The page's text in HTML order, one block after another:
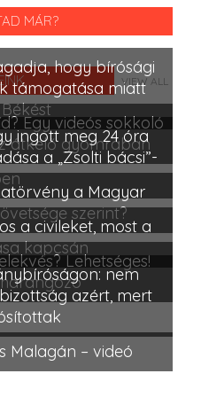
MÁR?
VIEW ALL
hogy bírósági
támogatása miatt
Egy videós sokkoló
átkelő gyomrában
ingott meg 24 óra
a „Zsolti bácsi”-
a Magyar
szerint?
a civileket, most a
kapcsán
Lehetséges!
nem
azért, mert
Malagán – videó